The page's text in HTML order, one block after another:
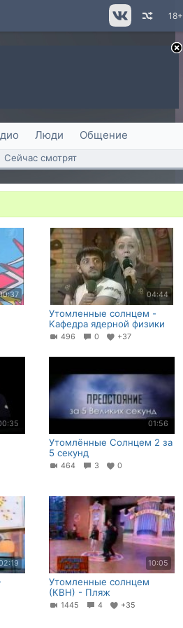
18+
Люди Общение
Сейчас смотрят
04:44
Утомленные солнцем -
Kафедра ядерной физики
496 0 +37
01:56
Утомлённые Солнцем 2 за
5 секунд
464 3 0
10:05
Утомленные солнцем
(КВН) - Пляж
1445 4 +35